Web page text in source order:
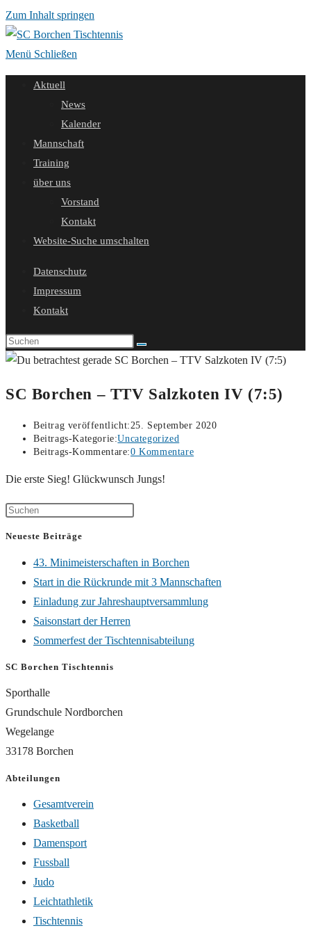
Zum Inhalt springen
Menü Schließen
Aktuell
News
Kalender
Mannschaft
Training
über uns
Vorstand
Kontakt
Website-Suche umschalten
Datenschutz
Impressum
Kontakt
SC Borchen – TTV Salzkoten IV (7:5)
Beitrag veröffentlicht:25. September 2020
Beitrags-Kategorie:Uncategorized
Beitrags-Kommentare:0 Kommentare
Die erste Sieg! Glückwunsch Jungs!
Neueste Beiträge
43. Minimeisterschaften in Borchen
Start in die Rückrunde mit 3 Mannschaften
Einladung zur Jahreshauptversammlung
Saisonstart der Herren
Sommerfest der Tischtennisabteilung
SC Borchen Tischtennis
Sporthalle
Grundschule Nordborchen
Wegelange
33178 Borchen
Abteilungen
Gesamtverein
Basketball
Damensport
Fussball
Judo
Leichtathletik
Tischtennis